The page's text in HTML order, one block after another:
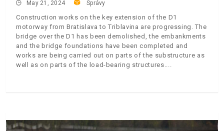
May 21, 2024 Správy
Construction works on the key extension of the D1
motorway from Bratislava to Triblavina are progressing. The
bridge over the D1 has been demolished, the embankments
and the bridge foundations have been completed and
works are being carried out on parts of the substructure as
well as on parts of the load-bearing structures.